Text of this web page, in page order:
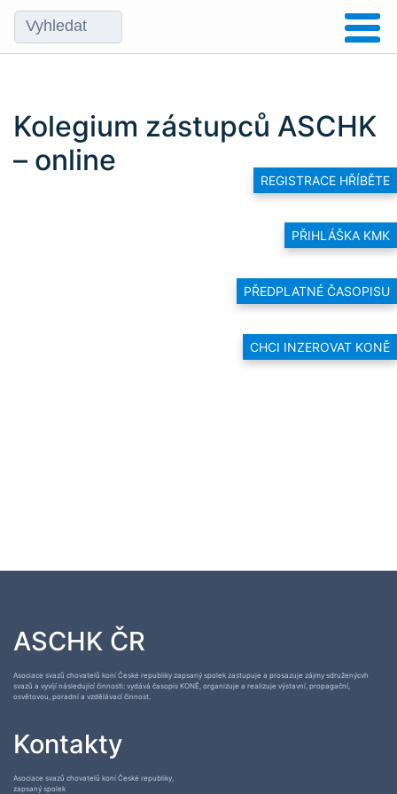
REGISTRACE HŘÍBĚTE
PŘIHLÁŠKA KMK
PŘEDPLATNÉ ČASOPISU
CHCI INZEROVAT KONĚ
Kolegium zástupců ASCHK
– online
ASCHK ČR
Asociace svazů chovatelů koní České republiky zapsaný spolek zastupuje a prosazuje zájmy sdruženýcvh
svazů a vyvíjí následující činnosti: vydává časopis KONĚ, organizuje a realizuje výstavní, propagační,
osvětovou, poradní a vzdělávací činnost.
Kontakty
Asociace svazů chovatelů koní České republiky,
zapsaný spolek